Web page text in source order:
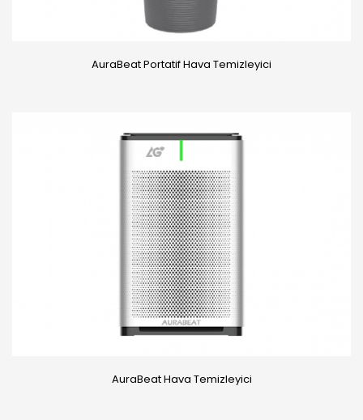
AuraBeat Portatif Hava Temizleyici
AuraBeat Hava Temizleyici